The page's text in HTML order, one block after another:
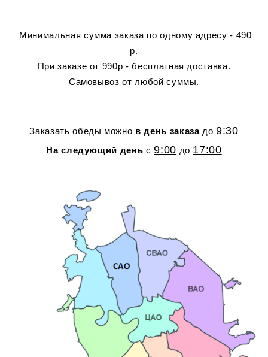
Минимальная сумма заказа по одному адресу - 490
р.
При заказе от 990р - бесплатная доставка.
Самовывоз от любой суммы.
Заказать обеды можно в день заказадо9:30
На следующий день с9:00 до 17:00